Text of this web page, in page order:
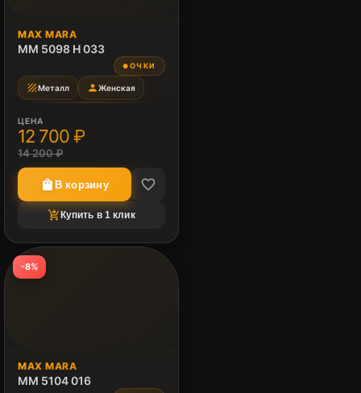
MAX MARA
MM 5098 H 033
● ОЧКИ
textureМеталл personЖенская
ЦЕНА
12 700 ₽
14 200 ₽
shopping_bag В корзину favorite_border
shopping_cart_checkout Купить в 1 клик
-8%
MAX MARA
MM 5104 016